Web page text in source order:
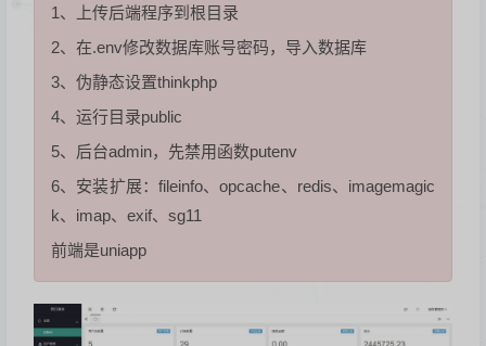
1、上传后端程序到根目录
2、在.env修改数据库账号密码，导入数据库
3、伪静态设置thinkphp
4、运行目录public
5、后台admin，先禁用函数putenv
6、安装扩展：fileinfo、opcache、redis、imagemagic
k、imap、exif、sg11
前端是uniapp